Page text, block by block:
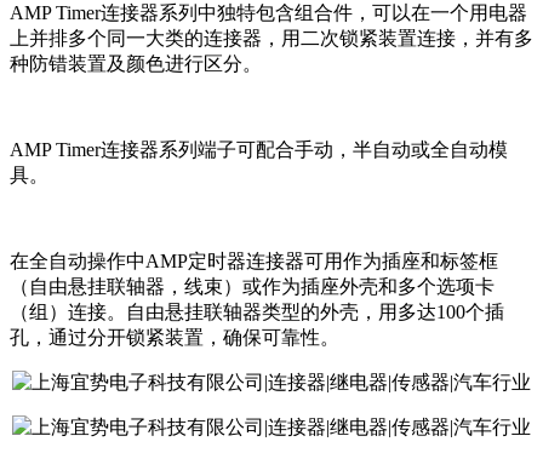
AMP Timer连接器系列中独特包含组合件，可以在一个用电器
上并排多个同一大类的连接器，用二次锁紧装置连接，并有多
种防错装置及颜色进行区分。
AMP Timer连接器系列端子可配合手动，半自动或全自动模
具。
在全自动操作中AMP定时器连接器可用作为插座和标签框
（自由悬挂联轴器，线束）或作为插座外壳和多个选项卡
（组）连接。自由悬挂联轴器类型的外壳，用多达100个插
孔，通过分开锁紧装置，确保可靠性。